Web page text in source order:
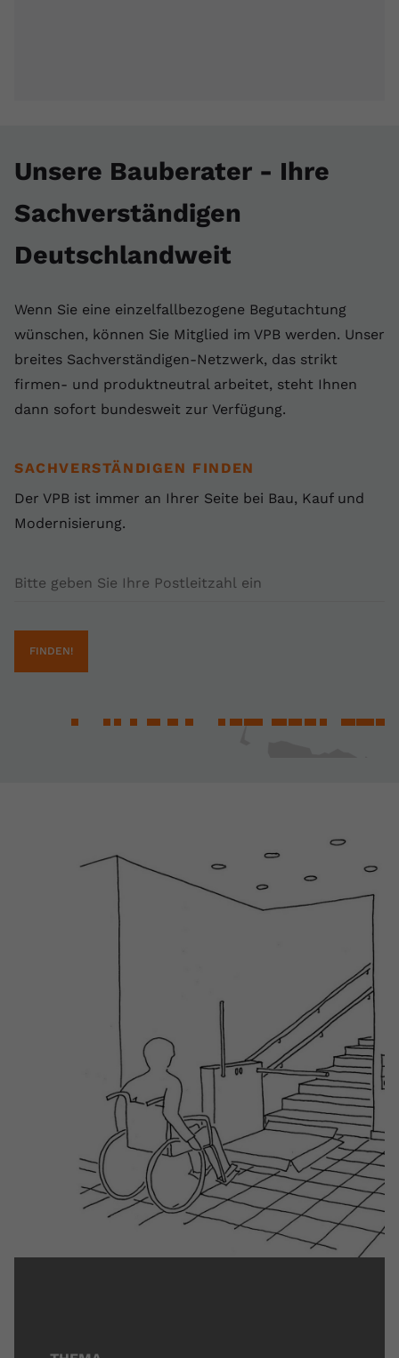
Unsere Bauberater - Ihre
Sachverständigen
Deutschlandweit
Wenn Sie eine einzelfallbezogene Begutachtung
wünschen, können Sie Mitglied im VPB werden. Unser
breites Sachverständigen-Netzwerk, das strikt
firmen- und produktneutral arbeitet, steht Ihnen
dann sofort bundesweit zur Verfügung.
SACHVERSTÄNDIGEN FINDEN
Der VPB ist immer an Ihrer Seite bei Bau, Kauf und
Modernisierung.
Postleitzahl
FINDEN!